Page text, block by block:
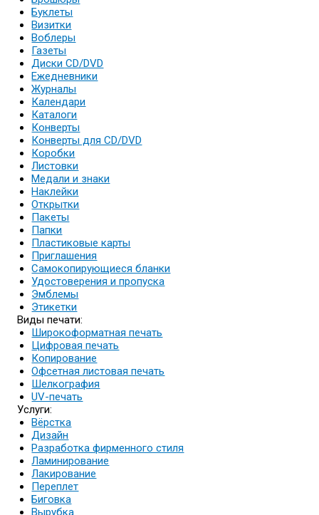
Буклеты
Визитки
Воблеры
Газеты
Диски CD/DVD
Ежедневники
Журналы
Календари
Каталоги
Конверты
Конверты для CD/DVD
Коробки
Листовки
Медали и знаки
Наклейки
Открытки
Пакеты
Папки
Пластиковые карты
Приглашения
Самокопирующиеся бланки
Удостоверения и пропуска
Эмблемы
Этикетки
Виды печати:
Широкоформатная печать
Цифровая печать
Копирование
Офсетная листовая печать
Шелкография
UV-печать
Услуги:
Вёрстка
Дизайн
Разработка фирменного стиля
Ламинирование
Лакирование
Переплет
Биговка
Вырубка